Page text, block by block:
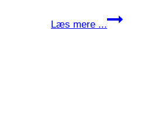
Læs mere ...